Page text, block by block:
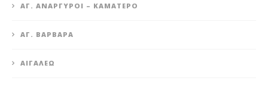
ΆΓ. ΑΝΆΡΓΥΡΟΙ – KΑΜΑΤΕΡΌ
ΑΓ. ΒΑΡΒΆΡΑ
ΑΙΓΆΛΕΩ